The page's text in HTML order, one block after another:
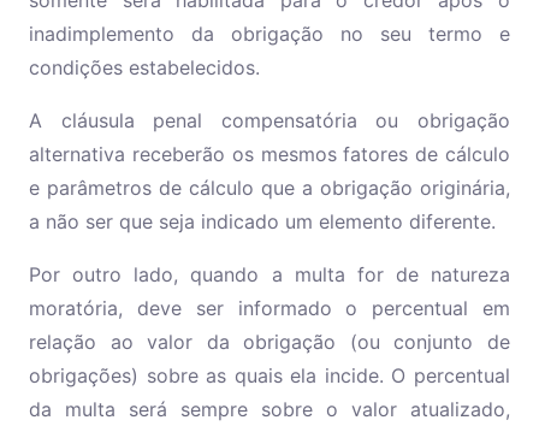
inadimplemento da obrigação no seu termo e
condições estabelecidos.
A cláusula penal compensatória ou obrigação
alternativa receberão os mesmos fatores de cálculo
e parâmetros de cálculo que a obrigação originária,
a não ser que seja indicado um elemento diferente.
Por outro lado, quando a multa for de natureza
moratória, deve ser informado o percentual em
relação ao valor da obrigação (ou conjunto de
obrigações) sobre as quais ela incide. O percentual
da multa será sempre sobre o valor atualizado,